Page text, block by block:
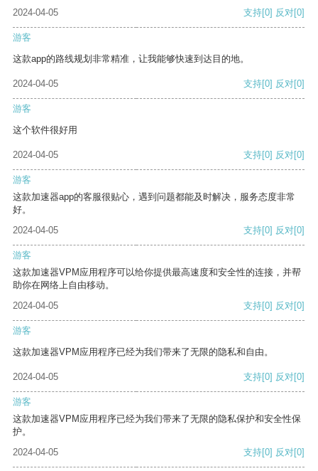
2024-04-05 支持[0] 反对[0]
游客
这款app的路线规划非常精准，让我能够快速到达目的地。
2024-04-05 支持[0] 反对[0]
游客
这个软件很好用
2024-04-05 支持[0] 反对[0]
游客
这款加速器app的客服很贴心，遇到问题都能及时解决，服务态度非常
好。
2024-04-05
支持[0] 反对[0]
游客
这款加速器VPM应用程序可以给你提供最高速度和安全性的连接，并帮
助你在网络上自由移动。
2024-04-05
支持[0] 反对[0]
游客
这款加速器VPM应用程序已经为我们带来了无限的隐私和自由。
2024-04-05 支持[0] 反对[0]
游客
这款加速器VPM应用程序已经为我们带来了无限的隐私保护和安全性保
护。
2024-04-05
支持[0] 反对[0]